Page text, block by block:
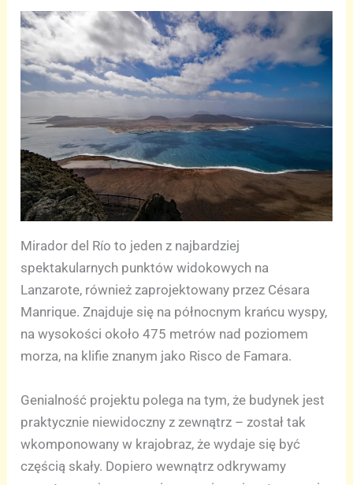
Mirador del Río to jeden z najbardziej
spektakularnych punktów widokowych na
Lanzarote, również zaprojektowany przez Césara
Manrique. Znajduje się na północnym krańcu wyspy,
na wysokości około 475 metrów nad poziomem
morza, na klifie znanym jako Risco de Famara.
Genialność projektu polega na tym, że budynek jest
praktycznie niewidoczny z zewnątrz – został tak
wkomponowany w krajobraz, że wydaje się być
częścią skały. Dopiero wewnątrz odkrywamy